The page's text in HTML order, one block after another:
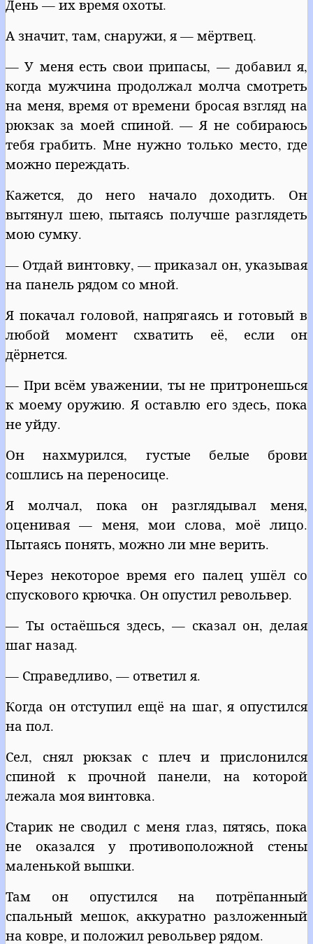
День — их время охоты.
А значит, там, снаружи, я — мёртвец.
— У меня есть свои припасы, — добавил я,
когда мужчина продолжал молча смотреть
на меня, время от времени бросая взгляд на
рюкзак за моей спиной. — Я не собираюсь
тебя грабить. Мне нужно только место, где
можно переждать.
Кажется, до него начало доходить. Он
вытянул шею, пытаясь получше разглядеть
мою сумку.
— Отдай винтовку, — приказал он, указывая
на панель рядом со мной.
Я покачал головой, напрягаясь и готовый в
любой момент схватить её, если он
дёрнется.
— При всём уважении, ты не притронешься
к моему оружию. Я оставлю его здесь, пока
не уйду.
Он нахмурился, густые белые брови
сошлись на переносице.
Я молчал, пока он разглядывал меня,
оценивая — меня, мои слова, моё лицо.
Пытаясь понять, можно ли мне верить.
Через некоторое время его палец ушёл со
спускового крючка. Он опустил револьвер.
— Ты остаёшься здесь, — сказал он, делая
шаг назад.
— Справедливо, — ответил я.
Когда он отступил ещё на шаг, я опустился
на пол.
Сел, снял рюкзак с плеч и прислонился
спиной к прочной панели, на которой
лежала моя винтовка.
Старик не сводил с меня глаз, пятясь, пока
не оказался у противоположной стены
маленькой вышки.
Там он опустился на потрёпанный
спальный мешок, аккуратно разложенный
на ковре, и положил револьвер рядом.